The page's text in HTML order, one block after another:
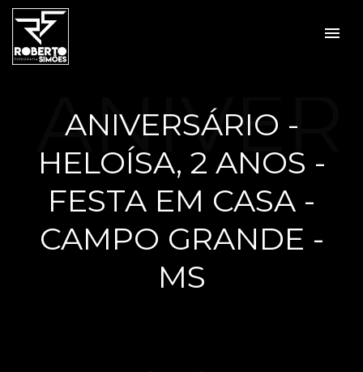
menu
ANIVERSÁRIO -
HELOÍSA, 2 ANOS -
FESTA EM CASA -
CAMPO GRANDE -
MS
ANIVER
SÁRIO -
HELOÍS